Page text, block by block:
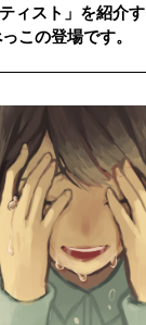
プス #女性SSW
男性シンガーグループ
ティスト」を紹介
この登場です。